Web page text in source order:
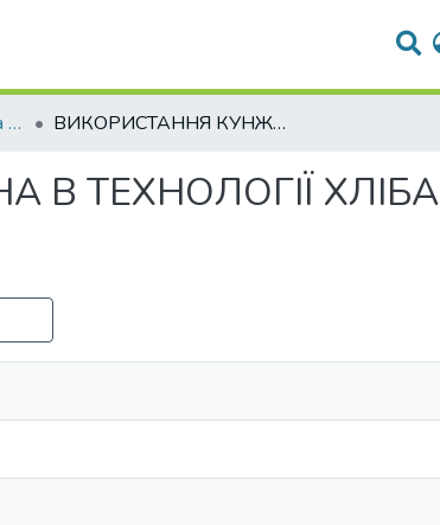
Кафедра рослинництва імені О.І.Зінченка ВИКОРИСТАННЯ КУНЖУТНОГО БОРОШНА В ТЕХНОЛОГІЇ ХЛІБА СПЕЦІАЛЬНОГО ПРИЗНАЧЕННЯ
ТЕХНОЛОГІЇ ХЛІБА